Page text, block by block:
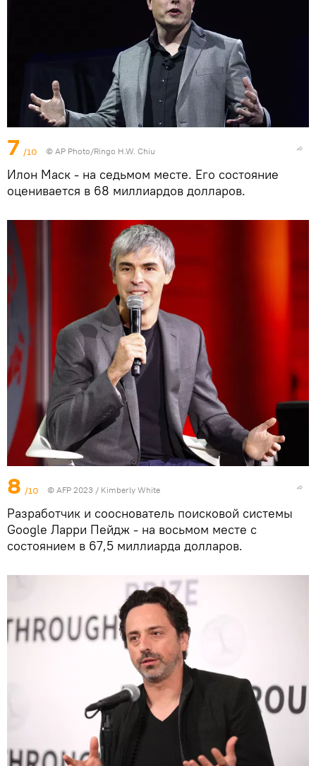
7 /10 © AP Photo/Ringo H.W. Chiu
Илон Маск - на седьмом месте. Его состояние
оценивается в 68 миллиардов долларов.
8 /10 © AFP 2023 / Kimberly White
Разработчик и сооснователь поисковой системы
Google Ларри Пейдж - на восьмом месте с
состоянием в 67,5 миллиарда долларов.